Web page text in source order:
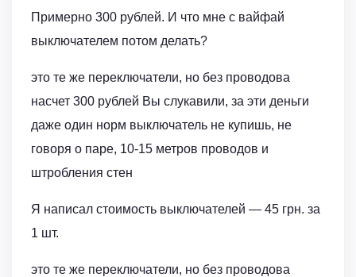
Примерно 300 рублей. И что мне с вайфай
выключателем потом делать?
это те же переключатели, но без проводова
насчет 300 рублей Вы слукавили, за эти деньги
даже один норм выключатель не купишь, не
говоря о паре, 10-15 метров проводов и
штробления стен
Я написал стоимость выключателей — 45 грн. за
1 шт.
это те же переключатели, но без проводова